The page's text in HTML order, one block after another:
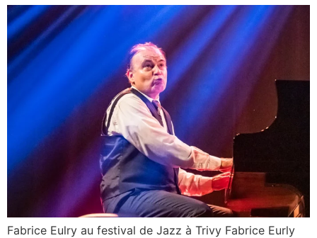
Fabrice Eulry au festival de Jazz à Trivy Fabrice Eurly